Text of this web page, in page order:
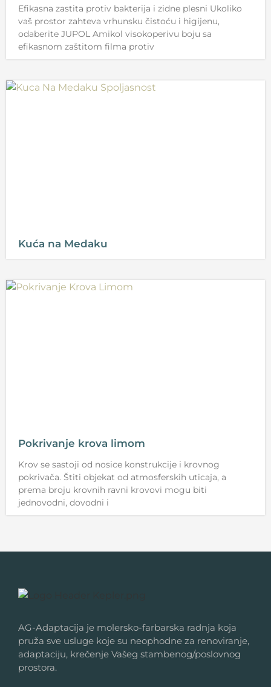
Efikasna zastita protiv bakterija i zidne plesni Ukoliko
vaš prostor zahteva vrhunsku čistoću i higijenu,
odaberite JUPOL Amikol visokoperivu boju sa
efikasnom zaštitom filma protiv
Kuća na Medaku
Pokrivanje krova limom
Krov se sastoji od nosice konstrukcije i krovnog
pokrivača. Štiti objekat od atmosferskih uticaja, a
prema broju krovnih ravni krovovi mogu biti
jednovodni, dovodni i
AG-Adaptacija je molersko-farbarska radnja koja
pruža sve usluge koje su neophodne za renoviranje,
adaptaciju, krečenje Vašeg stambenog/poslovnog
prostora.